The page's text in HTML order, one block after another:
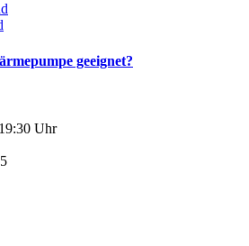
geeignet?
Uhr